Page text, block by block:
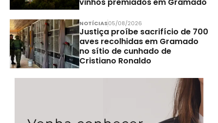
NOTÍCIAS05/08/2026
Justiça proíbe sacrifício de 700
aves recolhidas em Gramado
no sítio de cunhado de
Cristiano Ronaldo